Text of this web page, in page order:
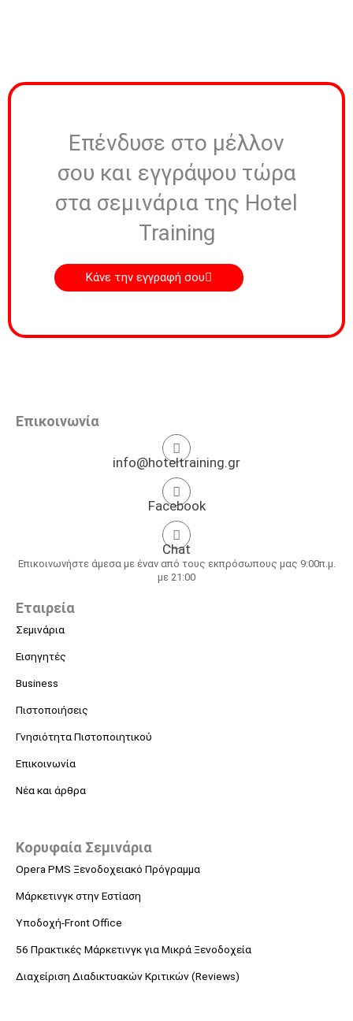
Επένδυσε στο μέλλον
σου και εγγράψου τώρα
στα σεμινάρια της Hotel
Training
Κάνε την εγγραφή σου
Επικοινωνία
info@hoteltraining.gr
Facebook
Chat
Επικοινωνήστε άμεσα με έναν από τους εκπρόσωπους μας 9:00π.μ.
με 21:00
Εταιρεία
Σεμινάρια
Εισηγητές
Business
Πιστοποιήσεις
Γνησιότητα Πιστοποιητικού
Επικοινωνία
Νέα και άρθρα
Κορυφαία Σεμινάρια
Opera PMS Ξενοδοχειακό Πρόγραμμα
Μάρκετινγκ στην Εστίαση
Υποδοχή-Front Office
56 Πρακτικές Μάρκετινγκ για Μικρά Ξενοδοχεία
Διαχείριση Διαδικτυακών Κριτικών (Reviews)